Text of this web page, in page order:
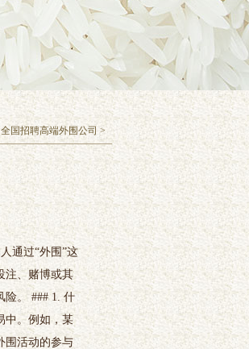
全国招聘高端外围公司 >
通过“外围”这
注、赌博或其
险。 ### 1. 什
中。例如，某
围活动的参与